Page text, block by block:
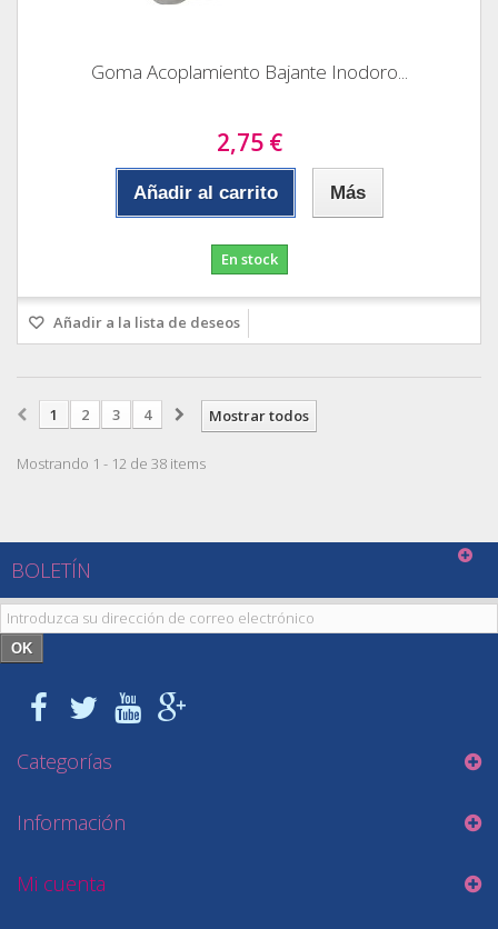
Goma Acoplamiento Bajante Inodoro...
2,75 €
Añadir al carrito Más
En stock
Añadir a la lista de deseos
Mostrar todos
1 2 3 4
Mostrando 1 - 12 de 38 items
BOLETÍN
OK
Categorías
Información
Mi cuenta